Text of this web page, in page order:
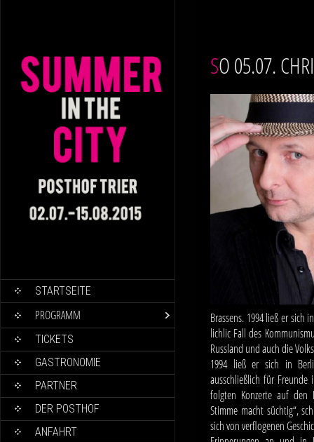
SKIP TO CONTENT
STARTSEITE
PROGRAMM
TICKETS
GASTRONOMIE
PARTNER
DER POSTHOF
ANFAHRT
SO 05.07.
Brassens. 1994 ließ er sich
lichlic Fall des
Russland und auch die
1994 ließ er sich in
ausschließlich für
folgten Konzerte auf den
Stimme macht süchtig“,
sich von verflogenen